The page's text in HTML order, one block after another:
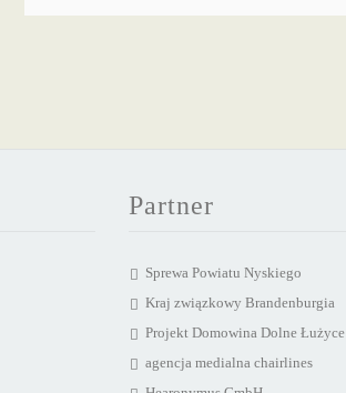
Partner
Sprewa Powiatu Nyskiego
Kraj związkowy Brandenburgia
Projekt Domowina Dolne Łużyce
agencja medialna chairlines